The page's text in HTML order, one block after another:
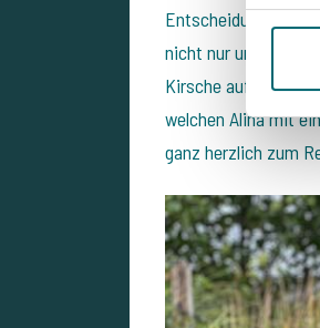
Entscheidung war
nicht nur um die 50
Kirsche auf der
welchen Alina mit
ganz herzlich zum